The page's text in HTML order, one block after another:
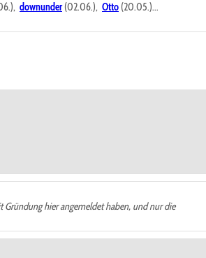
downunder(02.06.), Otto (20.05.)...
hier angemeldet haben, und nur die